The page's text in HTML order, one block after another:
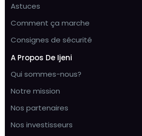
Astuces
Comment ça marche
Consignes de sécurité
A Propos De Ijeni
Qui sommes-nous?
Notre mission
Nos partenaires
Nos investisseurs